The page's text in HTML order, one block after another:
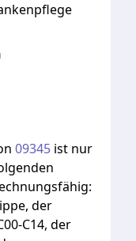
09345 ist nur
der
C14, der